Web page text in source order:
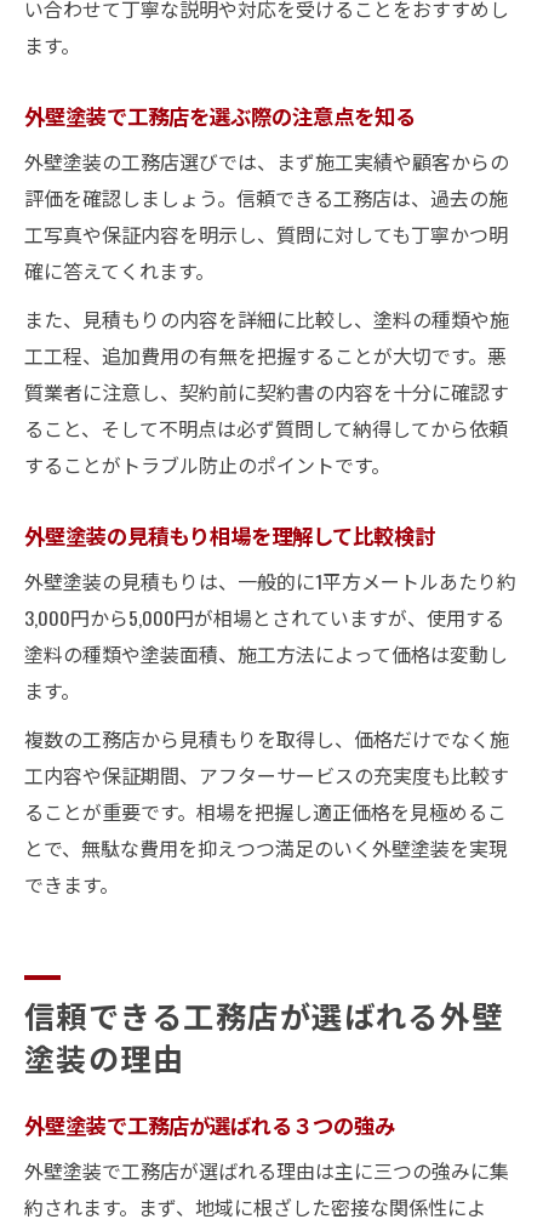
外壁塗装を安心して工務店に任せるための
ト
外壁塗装の見積もりで比較すべき項目を整
理
外壁塗装の会社ランキングの正しい使い方
外壁塗装と工務店のサービス内容を徹底比
い合わせて丁寧な説明や対応を受けることをおすすめし
ます。
外壁塗装で工務店を選ぶ際の注意点を知る
外壁塗装の工務店選びでは、まず施工実績や顧客からの
評価を確認しましょう。信頼できる工務店は、過去の施
工写真や保証内容を明示し、質問に対しても丁寧かつ明
確に答えてくれます。
また、見積もりの内容を詳細に比較し、塗料の種類や施
工工程、追加費用の有無を把握することが大切です。悪
質業者に注意し、契約前に契約書の内容を十分に確認す
ること、そして不明点は必ず質問して納得してから依頼
することがトラブル防止のポイントです。
外壁塗装の見積もり相場を理解して比較検討
外壁塗装の見積もりは、一般的に1平方メートルあたり約
3,000円から5,000円が相場とされていますが、使用する
塗料の種類や塗装面積、施工方法によって価格は変動し
ます。
複数の工務店から見積もりを取得し、価格だけでなく施
工内容や保証期間、アフターサービスの充実度も比較す
ることが重要です。相場を把握し適正価格を見極めるこ
とで、無駄な費用を抑えつつ満足のいく外壁塗装を実現
できます。
信頼できる工務店が選ばれる外壁
塗装の理由
外壁塗装で工務店が選ばれる３つの強み
外壁塗装で工務店が選ばれる理由は主に三つの強みに集
約されます。まず、地域に根ざした密接な関係性によ